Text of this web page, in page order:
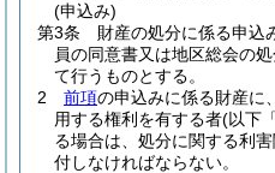
(申込み)
第3条
財産の処分に係る申込
員の同意書又は地区総会の
て行うものとする。
2
前項の申込みに係る財産に
用する権利を有する者(以下
る場合は、処分に関する利
付しなければならない。